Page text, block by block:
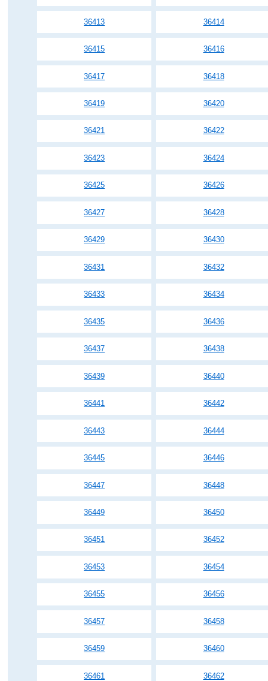
36413 36414
36415 36416
36417 36418
36419 36420
36421 36422
36423 36424
36425 36426
36427 36428
36429 36430
36431 36432
36433 36434
36435 36436
36437 36438
36439 36440
36441 36442
36443 36444
36445 36446
36447 36448
36449 36450
36451 36452
36453 36454
36455 36456
36457 36458
36459 36460
36461 36462